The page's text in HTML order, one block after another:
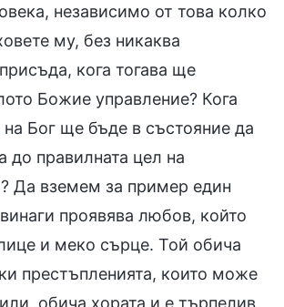
независимо от това колко
му, без никаква
кога тогава ще
Божие управление? Кога
на Бог ще бъде в състояние да
до правилната цел на
Да вземем за пример един
проявява любов, който
и меко сърце. Той обича
престъпленията, които може
обича хората и е търпелив